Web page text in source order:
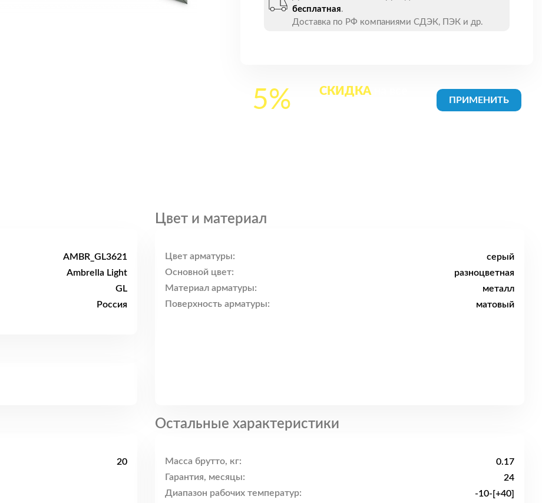
бесплатная.
Доставка по РФ компаниями СДЭК, ПЭК и др.
5% СКИДКА
AMBR_GL3621
Ambrella Light
GL
Россия
Цвет и материал
Цвет арматуры:
серый
Основной цвет:
разноцветная
Материал арматуры:
металл
Поверхность арматуры:
матовый
20
Остальные характеристики
Масса брутто, кг:
0.17
Гарантия, месяцы:
24
Диапазон рабочих температур:
-10-[+40]